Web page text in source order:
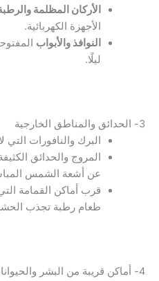
الأركان المظلمة
الأجهزة الكهربائية.
النوافذ والأبواب
ليلًا.
3- الحدائق والمناطق الخارجية
البرك والنافورات التي
المروج والحدائق
عن أشعة الشمس
قرب أماكن القمامة
طعام رطبة تجذب
4- أماكن قريبة من البشر والحيوانات